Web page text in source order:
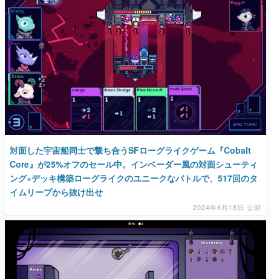
対面した宇宙船同士で撃ち合うSFローグライクゲーム『Cobalt
Core』が25%オフのセール中。インベーダー風の対面シューティ
ング×デッキ構築ローグライクのユニークなバトルで、517回のタ
イムリープから抜け出せ
2024年6月18日 公開